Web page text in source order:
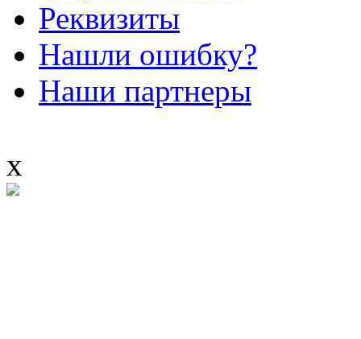
Реквизиты
Нашли ошибку?
Наши партнеры
x